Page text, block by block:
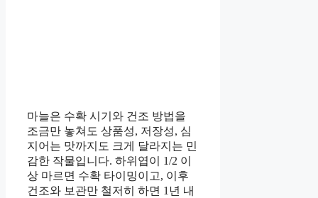
마늘은 수확 시기와 건조 방법을
조금만 놓쳐도 상품성, 저장성, 심
지어는 맛까지도 크게 달라지는 민
감한 작물입니다. 하위엽이 1/2 이
상 마르면 수확 타이밍이고, 이후
건조와 보관만 철저히 하면 1년 내